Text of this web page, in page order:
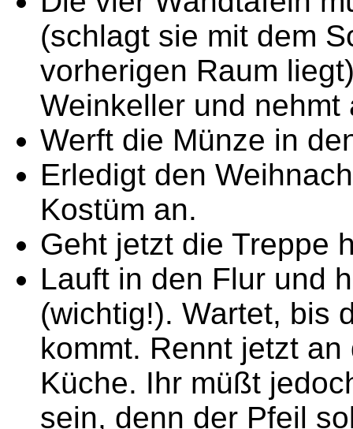
(schlagt sie mit dem
vorherigen Raum
Weinkeller und nehmt
Werft die Münze in
Erledigt den
Kostüm an.
Geht jetzt die Treppe
Lauft in den Flur und
(wichtig!). Wartet, bis
kommt. Rennt jetzt
Küche. Ihr müßt
sein, denn der Pfeil